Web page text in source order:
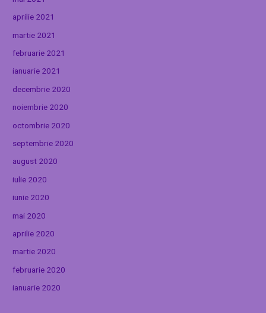
aprilie 2021
martie 2021
februarie 2021
ianuarie 2021
decembrie 2020
noiembrie 2020
octombrie 2020
septembrie 2020
august 2020
iulie 2020
iunie 2020
mai 2020
aprilie 2020
martie 2020
februarie 2020
ianuarie 2020